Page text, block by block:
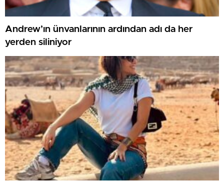
Andrew’ın ünvanlarının ardından adı da her
yerden siliniyor